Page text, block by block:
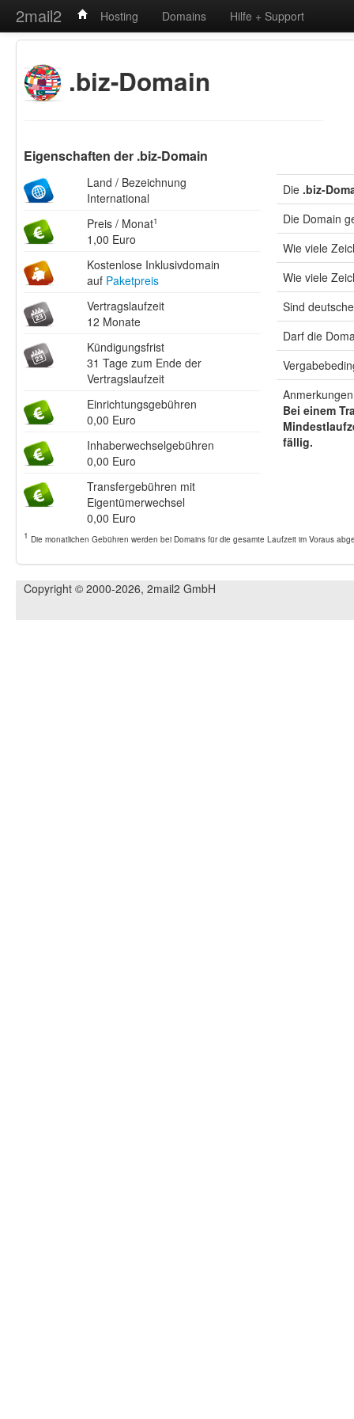
2mail2 Hosting Domains Hilfe + Support
.biz-Domain
Eigenschaften der .biz-Domain
Land / Bezeichnung
International
Preis / Monat1
1,00 Euro
Kostenlose Inklusivdomain
auf Paketpreis
Vertragslaufzeit
12 Monate
Kündigungsfrist
31 Tage zum Ende der
Vertragslaufzeit
Einrichtungsgebühren
0,00 Euro
Inhaberwechselgebühren
0,00 Euro
Transfergebühren mit
Eigentümerwechsel
0,00 Euro
Die .biz-
Die Domain
Wie viele
Wie viele
Sind
Darf die
Bei einem
fällig.
1 Die monatlichen Gebühren werden bei Domains für die gesamte Laufzeit im Voraus
Copyright © 2000-2026, 2mail2 GmbH